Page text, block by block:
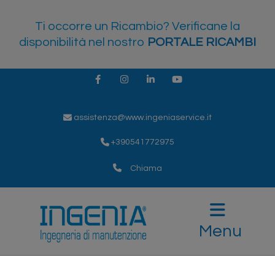
Ti occorre un Ricambio? Verificane la
disponibilità nel nostro PORTALE RICAMBI
assistenza@www.ingeniaservice.it
+390541772975
Chiama
Menu